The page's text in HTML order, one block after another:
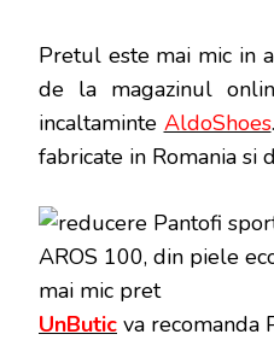
Pretul este mai mic in
de la magazinul
incaltaminte AldoShoes
fabricate in Romania si
UnButic va recomanda